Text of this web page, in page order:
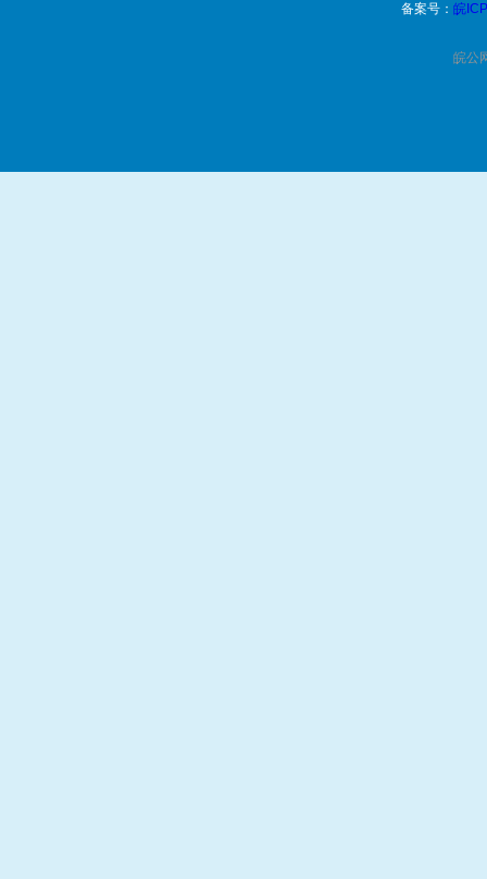
备案号： 皖
皖公